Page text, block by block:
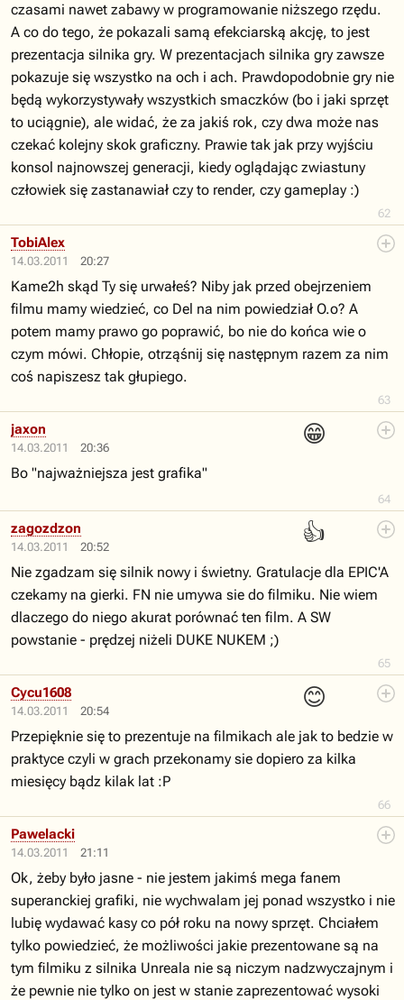
62
czasami nawet zabawy w programowanie niższego rzędu.
A co do tego, że pokazali samą efekciarską akcję, to jest
prezentacja silnika gry. W prezentacjach silnika gry zawsze
pokazuje się wszystko na och i ach. Prawdopodobnie gry nie
będą wykorzystywały wszystkich smaczków (bo i jaki sprzęt
to uciągnie), ale widać, że za jakiś rok, czy dwa może nas
czekać kolejny skok graficzny. Prawie tak jak przy wyjściu
konsol najnowszej generacji, kiedy oglądając zwiastuny
człowiek się zastanawiał czy to render, czy gameplay :)
14.03.2011 20:27
63
TobiAlex
Kame2h skąd Ty się urwałeś? Niby jak przed obejrzeniem
filmu mamy wiedzieć, co Del na nim powiedział O.o? A
potem mamy prawo go poprawić, bo nie do końca wie o
czym mówi. Chłopie, otrząśnij się następnym razem za nim
coś napiszesz tak głupiego.
14.03.2011 20:36
😁
64
jaxon
Bo "najważniejsza jest grafika"
14.03.2011 20:52
👍
65
zagozdzon
Nie zgadzam się silnik nowy i świetny. Gratulacje dla EPIC'A
czekamy na gierki. FN nie umywa sie do filmiku. Nie wiem
dlaczego do niego akurat porównać ten film. A SW
powstanie - prędzej niżeli DUKE NUKEM ;)
14.03.2011 20:54
😊
66
Cycu1608
Przepięknie się to prezentuje na filmikach ale jak to bedzie w
praktyce czyli w grach przekonamy sie dopiero za kilka
miesięcy bądz kilak lat :P
14.03.2011 21:11
Pawelacki
Ok, żeby było jasne - nie jestem jakimś mega fanem
superanckiej grafiki, nie wychwalam jej ponad wszystko i nie
lubię wydawać kasy co pół roku na nowy sprzęt. Chciałem
tylko powiedzieć, że możliwości jakie prezentowane są na
tym filmiku z silnika Unreala nie są niczym nadzwyczajnym i
że pewnie nie tylko on jest w stanie zaprezentować wysoki